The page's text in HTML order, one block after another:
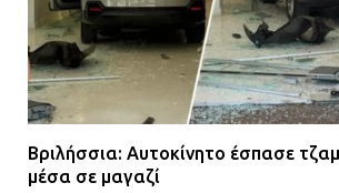
Βριλήσσια: Αυτοκίνητο έσπασε
μέσα σε μαγαζί